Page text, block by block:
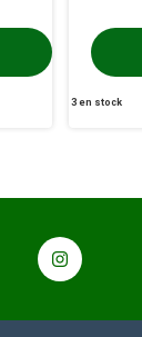
3 en stock